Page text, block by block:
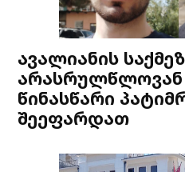
ავალიანის
არასრულწლოვან
წინასწარი
შეეფარდათ